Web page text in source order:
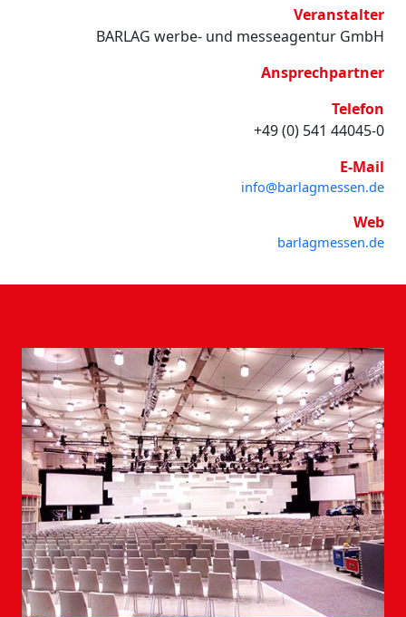
Veranstalter
BARLAG werbe- und messeagentur GmbH
Ansprechpartner
Telefon
+49 (0) 541 44045-0
E-Mail
info@barlagmessen.de
Web
barlagmessen.de